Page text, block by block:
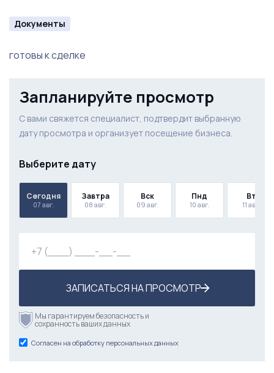
Документы
готовы к сделке
Запланируйте просмотр
С вами свяжется специалист, подтвердит выбранную
дату просмотра и организует посещение бизнеса.
Выберите дату
Сегодня
07 авг.
Завтра
08 авг.
Вск
09 авг.
Пнд
10 авг.
Вт
11 авг.
ЗАПИСАТЬСЯ НА ПРОСМОТР
Мы гарантируем безопасность и
сохранность ваших данных
Согласен на обработку персональных данных